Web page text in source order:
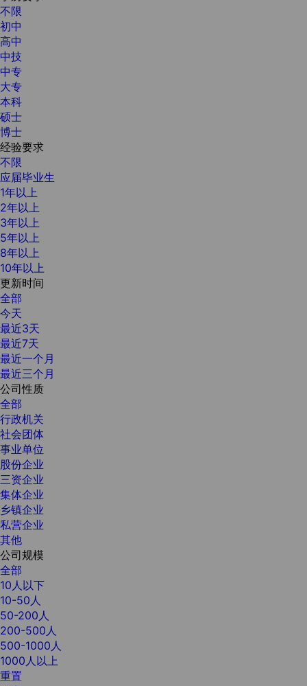
不限
初中
高中
中技
中专
大专
本科
硕士
博士
经验要求
不限
应届毕业生
1年以上
2年以上
3年以上
5年以上
8年以上
10年以上
更新时间
全部
今天
最近3天
最近7天
最近一个月
最近三个月
公司性质
全部
行政机关
社会团体
事业单位
股份企业
三资企业
集体企业
乡镇企业
私营企业
其他
公司规模
全部
10人以下
10-50人
50-200人
200-500人
500-1000人
1000人以上
重置